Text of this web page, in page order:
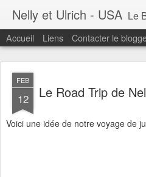
Nelly et Ulrich - USA Le Blog
Accueil Liens Contacter le
FEB
12 Le Road Trip de
Voici une idée de notre voyage de